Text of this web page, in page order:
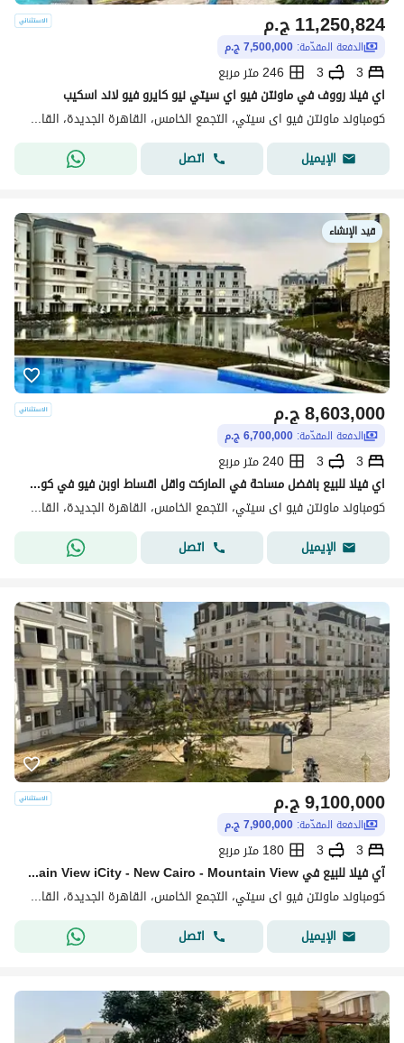
ج.م11,250,824
الدفعة المقدّمة: 7,500,000 ج.م
3
3
246 متر مربع
اي فيلا رووف في ماونتن فيو اي سيتي نيو كايرو فيو لاند اسكيب
كومباوند ماونتن فيو اى سيتي، التجمع الخامس، القاهرة الجديدة، القاهرة
الإيميل
اتصل
قيد الإنشاء
ج.م8,603,000
الدفعة المقدّمة: 6,700,000 ج.م
3
3
240 متر مربع
اي فيلا للبيع بافضل مساحة في الماركت واقل اقساط اوبن فيو في كومباند ماونتن فيو اي سيتي نيو كايرو التجمع الخامس Mountain View Compound i City New Cairo
كومباوند ماونتن فيو اى سيتي، التجمع الخامس، القاهرة الجديدة، القاهرة
الإيميل
اتصل
ج.م9,100,000
الدفعة المقدّمة: 7,900,000 ج.م
3
3
180 متر مربع
آي فيلا للبيع في Mountain View iCity - New Cairo - Mountain View | جاهزة للاستلام وإطلالة لاندسكيب مرحله MV park
كومباوند ماونتن فيو اى سيتي، التجمع الخامس، القاهرة الجديدة، القاهرة
الإيميل
اتصل